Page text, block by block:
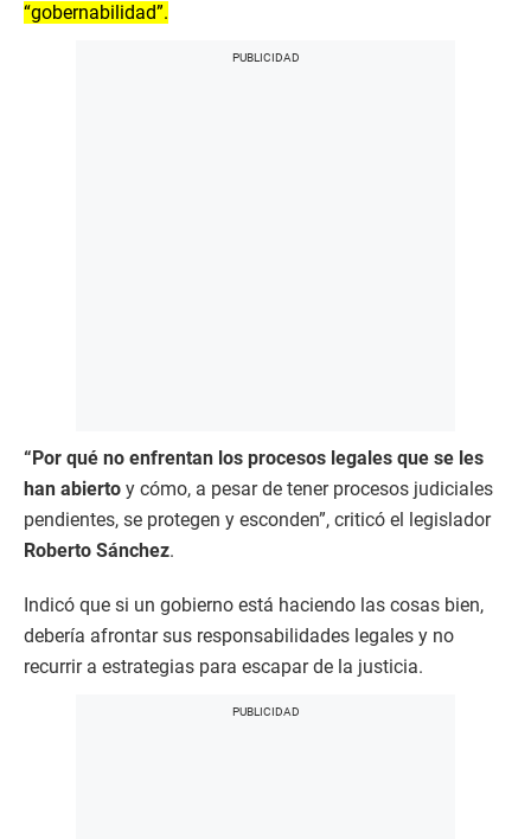
“gobernabilidad”.
“Por qué no enfrentan los procesos legales que se les
han abierto y cómo, a pesar de tener procesos judiciales
pendientes, se protegen y esconden”, criticó el legislador
Roberto Sánchez.
Indicó que si un gobierno está haciendo las cosas bien,
debería afrontar sus responsabilidades legales y no
recurrir a estrategias para escapar de la justicia.